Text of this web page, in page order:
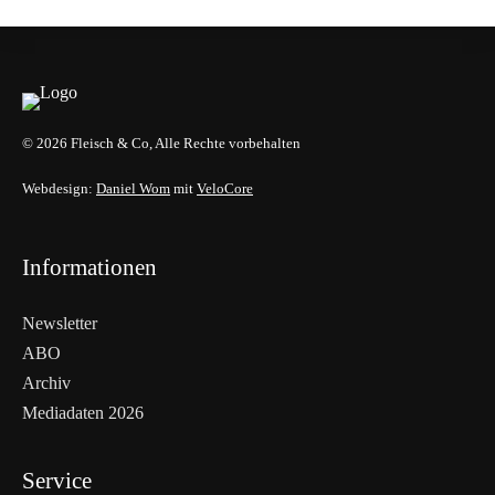
© 2026 Fleisch & Co, Alle Rechte vorbehalten
Webdesign: Daniel Wom mit VeloCore
Informationen
Newsletter
ABO
Archiv
Mediadaten 2026
Service